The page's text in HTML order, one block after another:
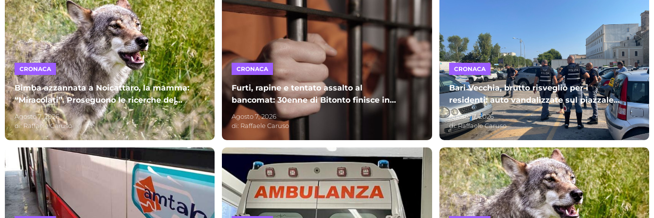
CRONACA
Bimba azzannata a Noicattaro, la mamma:
“Miracolati”. Proseguono le ricerche del
lupo
Agosto 7, 2026
di:Raffaele Caruso
CRONACA
Furti, rapine e tentato assalto al
bancomat: 30enne di Bitonto finisce in
carcere
Agosto 7, 2026
di: Raffaele Caruso
CRONACA
Bari Vecchia, brutto risveglio per i
residenti: auto vandalizzate sul piazzale
Mincuzzi
Agosto 7, 2026
di:Raffaele Caruso